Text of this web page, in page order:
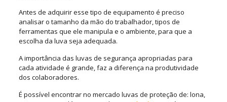
Antes de adquirir esse tipo de equipamento é preciso
analisar o tamanho da mão do trabalhador, tipos de
ferramentas que ele manipula e o ambiente, para que a
escolha da luva seja adequada.
A importância das luvas de segurança apropriadas para
cada atividade é grande, faz a diferença na produtividade
dos colaboradores.
É possível encontrar no mercado luvas de proteção de: lona,